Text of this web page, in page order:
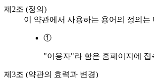
제2조 (정의)
이 약관에서 사용하는 용어의 정의는
①
"이용자"라 함은 홈페이지에
제3조 (약관의 효력과 변경)